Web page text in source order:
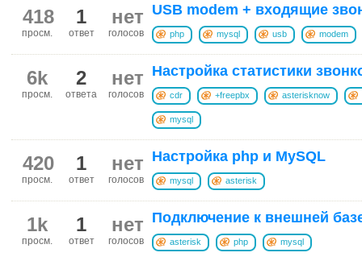
нет
голосов
1
ответ
418
просм.
USB modem + входящие
php mysql usb modem
нет
голосов
2
ответа
6k
просм.
Настройка статистики
cdr +freepbx asterisknow
mysql
нет
голосов
1
ответ
420
просм.
Настройка php и MySQL
mysql asterisk
нет
голосов
1
ответ
1k
просм.
Подключение к внешней
asterisk php mysql